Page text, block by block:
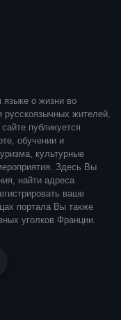
языке о жизни во
русскоязычных жителей,
публикуется
обучении и
культурные
Здесь Вы
найти адреса
ваше
портала Вы также
уголков Франции.